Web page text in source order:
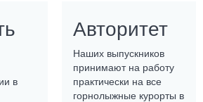
в
Авторитет
Наших выпускников
принимают на работу
практически на все
горнолыжные курорты в